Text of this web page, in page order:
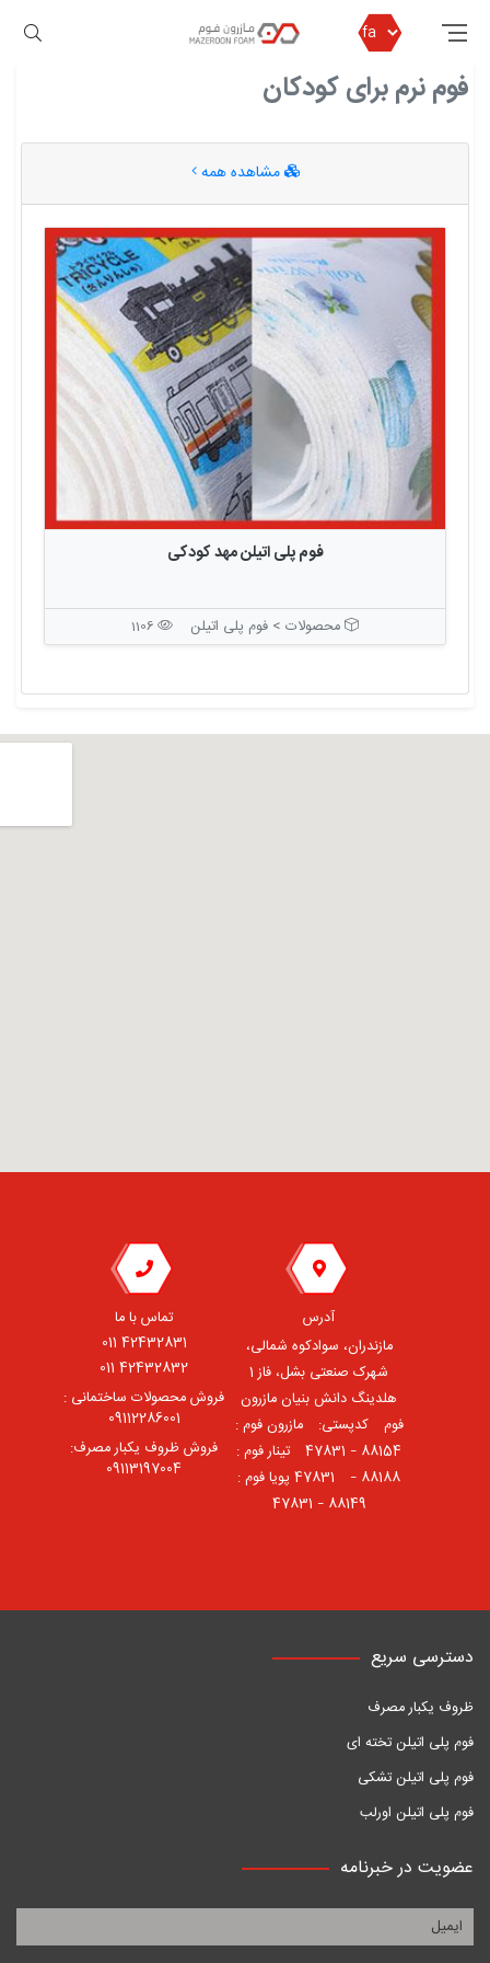
مازرون فوم فوم نرم برای کودکان
فوم نرم برای کودکان
مشاهده همه
فوم پلی اتیلن مهد کودکی
محصولات > فوم پلی اتیلن
آدرس
مازندران، سوادکوه شمالی،
شهرک صنعتی بشل، فاز 1
هلدینگ دانش بنیان مازرون
فوم ⠀کدپستی: ⠀مازرون فوم :
88154 – 47831 ⠀تینار فوم :
88188 – 47831⠀ پویا فوم :
88149 – 47831
تماس با ما
42432831 011
42432832 011
فروش محصولات ساختمانی :
09112286001
فروش ظروف یکبار مصرف:
09113197004
دسترسی سریع
ظروف یکبار مصرف
فوم پلی اتیلن تخته ای
فوم پلی اتیلن تشکی
فوم پلی اتیلن اورلب
عضویت در خبرنامه